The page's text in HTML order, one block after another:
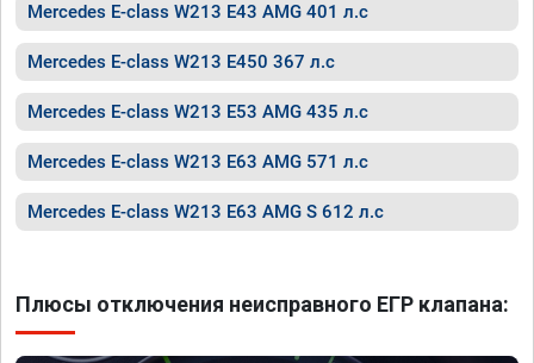
Mercedes E-class W213 E43 AMG 401 л.с
Mercedes E-class W213 E450 367 л.с
Mercedes E-class W213 E53 AMG 435 л.с
Mercedes E-class W213 E63 AMG 571 л.с
Mercedes E-class W213 E63 AMG S 612 л.с
Плюсы отключения неисправного ЕГР клапана: